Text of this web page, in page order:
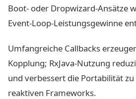
Boot- oder Dropwizard-Ansätze
Event-Loop-Leistungsgewinne
Umfangreiche Callbacks
Kopplung; RxJava-Nutzung
und verbessert die Portabilität
reaktiven Frameworks.